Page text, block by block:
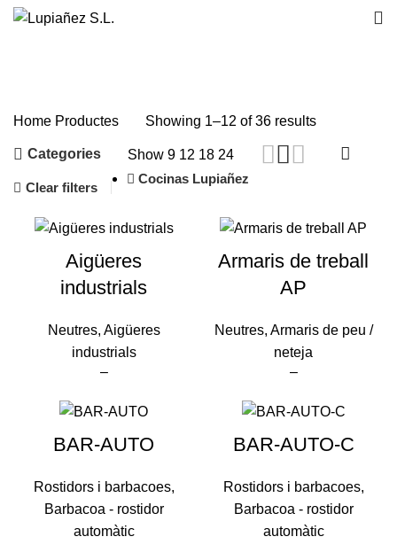
Home Productes Showing 1–12 of 36 results
Categories Show9 12 18 24
Clear filters
Cocinas Lupiañez
Aigüeres
industrials
Neutres, Aigüeres
industrials
–
Armaris de treball
AP
Neutres, Armaris de peu /
neteja
–
BAR-AUTO
Rostidors i barbacoes,
Barbacoa - rostidor
automàtic
BAR-AUTO-C
Rostidors i barbacoes,
Barbacoa - rostidor
automàtic